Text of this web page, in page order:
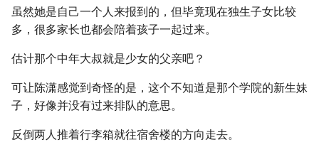
虽然她是自己一个人来报到的，但毕竟现在独生子女比较
多，很多家长也都会陪着孩子一起过来。
估计那个中年大叔就是少女的父亲吧？
可让陈潇感觉到奇怪的是，这个不知道是那个学院的新生妹
子，好像并没有过来排队的意思。
反倒两人推着行李箱就往宿舍楼的方向走去。